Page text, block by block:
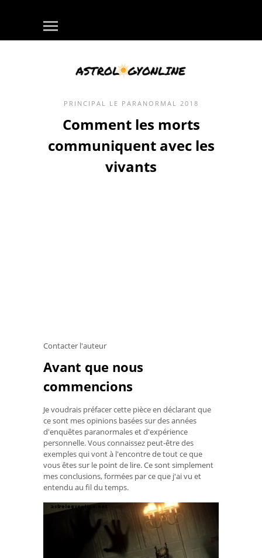
PRINCIPAL LE PARANORMAL 2018
Comment les morts
communiquent avec les
vivants
Contacter l'auteur
Avant que nous
commencions
Je voudrais préfacer cette pièce en déclarant que
ce sont mes opinions basées sur des années
d'enquêtes paranormales et d'expérience
personnelle. Vous connaissez peut-être des
exemples qui vont à l'encontre de tout ce que
vous êtes sur le point de lire. Ce sont simplement
mes conclusions, formées par ce que j'ai vu et
entendu au fil du temps.